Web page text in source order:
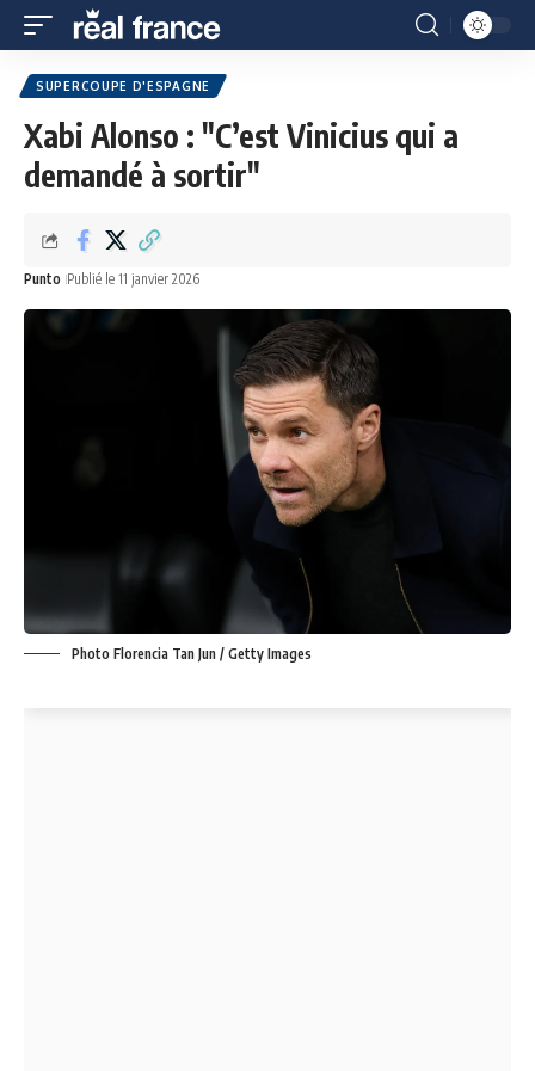
SUPERCOUPE D'ESPAGNE
Xabi Alonso : "C’est Vinicius qui a
demandé à sortir"
Punto Publié le 11 janvier 2026
Photo Florencia Tan Jun / Getty Images